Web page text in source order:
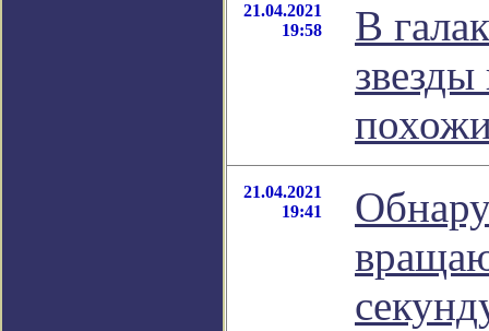
21.04.2021
19:58
В
21.04.2021
19:41